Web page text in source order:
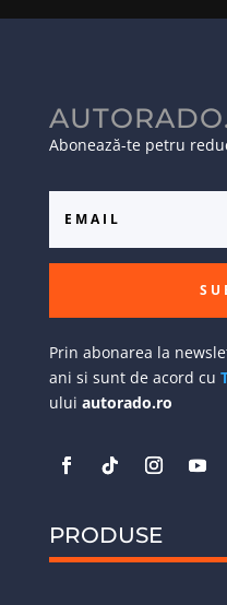
Abonează-te petru
Prin abonarea la
ani si sunt de acord cu
ului autorado.ro
PRODUSE